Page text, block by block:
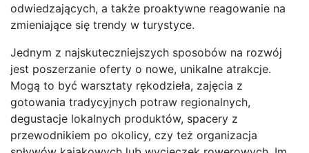
odwiedzających, a także proaktywne reagowanie na
zmieniające się trendy w turystyce.
Jednym z najskuteczniejszych sposobów na rozwój
jest poszerzanie oferty o nowe, unikalne atrakcje.
Mogą to być warsztaty rękodzieła, zajęcia z
gotowania tradycyjnych potraw regionalnych,
degustacje lokalnych produktów, spacery z
przewodnikiem po okolicy, czy też organizacja